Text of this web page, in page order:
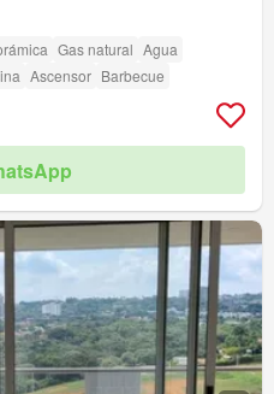
Gas natural Agua
Ascensor Barbecue